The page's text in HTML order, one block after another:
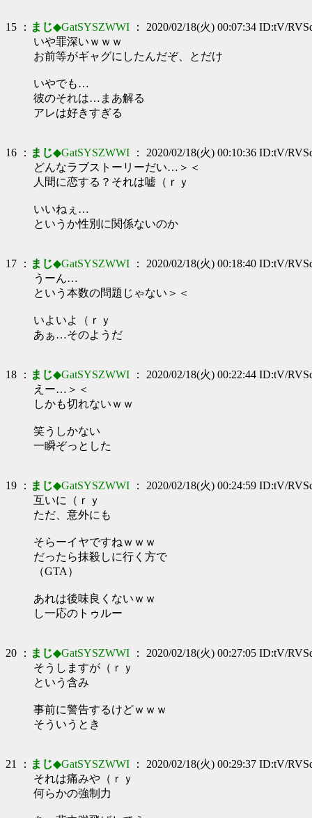
15 ： まじ◆GatSYSZWWI ： 2020/02/18(火) 00:07:34 ID:tV/
いや罪深いｗｗｗ
お前等がギャグにしたんだぞ、とだけ
いやでも…
彼のそれは…まあ解る
アレは好きすぎる
16 ： まじ◆GatSYSZWWI ： 2020/02/18(火) 00:10:36 ID:tV/
どんなラブストーリーだい…＞＜
人間に恋する？それは嘘（ｒｙ
いいねぇ…
というか性別に関係ないのか
17 ： まじ◆GatSYSZWWI ： 2020/02/18(火) 00:18:40 ID:tV/
うーん…
という本数の問題じゃない＞＜
いよいよ（ｒｙ
あぁ…そのようだ
18 ： まじ◆GatSYSZWWI ： 2020/02/18(火) 00:22:44 ID:tV/
えー…＞＜
しかも切れないｗｗ
笑うしかない
一瞬ぞっとした
19 ： まじ◆GatSYSZWWI ： 2020/02/18(火) 00:24:59 ID:tV/
互いに（ｒｙ
ただ、意外にも
そらーイヤですねｗｗｗ
だったら抹殺しに行く方で
（GTA）
あれは後味良くないｗｗ
し一応のトゥルー
20 ： まじ◆GatSYSZWWI ： 2020/02/18(火) 00:27:05 ID:tV/
そうしますが（ｒｙ
という含み
事前に警告するけどｗｗｗ
そういうとき
21 ： まじ◆GatSYSZWWI ： 2020/02/18(火) 00:29:37 ID:tV/
それは痛みや（ｒｙ
何らかの強制力